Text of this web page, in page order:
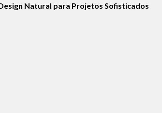
Natural para Projetos Sofisticados